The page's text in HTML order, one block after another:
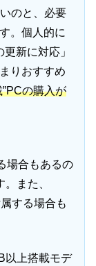
のと、必要
。個人的に
新に対応」
りおすすめ
の購入が
場合もあるの
また、
する場合も
以上搭載モデ